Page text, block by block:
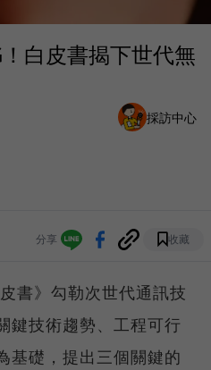
白皮書揭下世代無
採訪中心
分享 收藏
書》勾勒次世代通訊技
鍵技術趨勢、工程可行
基礎，提出三個關鍵的